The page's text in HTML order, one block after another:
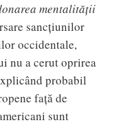
mentalității
sancțiunilor
occidentale,
nu a cerut oprirea
probabil
față de
sunt